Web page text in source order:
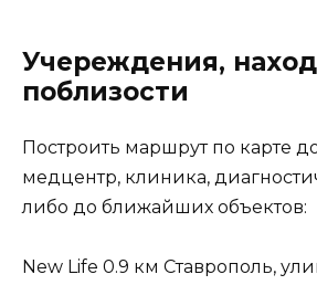
Учереждения,
поблизости
Построить маршрут по карте
медцентр, клиника,
либо до ближайших объектов:
New Life 0.9 км Ставрополь,